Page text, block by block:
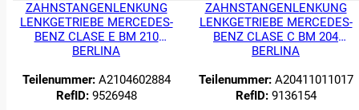
Es befinden
sich keine
ZAHNSTANGENLENKUNG
LENKGETRIEBE MERCEDES-
BENZ CLASE E BM 210
BERLINA
Teilenummer:A2104602884
RefID:9526948
ZAHNSTANGENLENKUNG
LENKGETRIEBE MERCEDES-
BENZ CLASE C BM 204
BERLINA
Teilenummer:A20411011017
RefID:9136154